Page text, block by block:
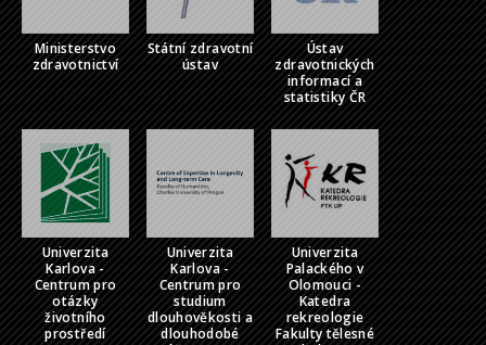
Ministerstvo
zdravotnictví
Státní zdravotní
ústav
Ústav
zdravotnických
informací a
statistiky ČR
Univerzita
Karlova -
Centrum pro
otázky
životního
prostředí
Univerzita
Karlova -
Centrum pro
studium
dlouhověkosti a
dlouhodobé
Univerzita
Palackého v
Olomouci -
Katedra
rekreologie
Fakulty tělesné